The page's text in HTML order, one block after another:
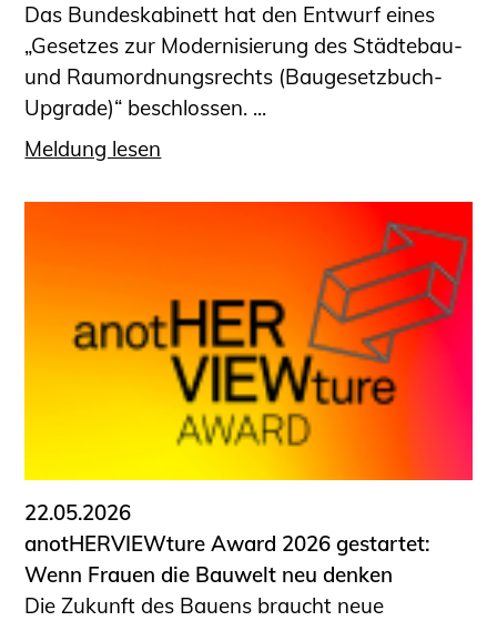
Das Bundeskabinett hat den Entwurf eines
„Gesetzes zur Modernisierung des Städtebau-
und Raumordnungsrechts (Baugesetzbuch-
Upgrade)“ beschlossen. ...
Meldung lesen
22.05.2026
anotHERVIEWture Award 2026 gestartet:
Wenn Frauen die Bauwelt neu denken
Die Zukunft des Bauens braucht neue